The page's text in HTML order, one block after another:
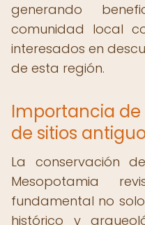
generando
comunidad local
interesados en
de esta región.
Importancia
de sitios
La conservación
Mesopotamia
fundamental no
histórico y